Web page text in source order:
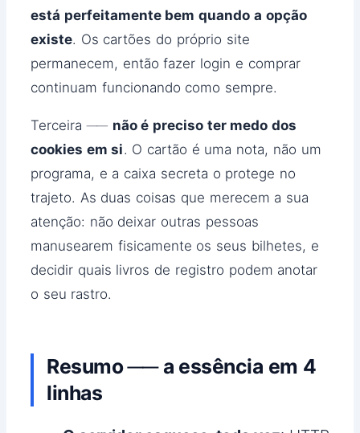
está perfeitamente bem quando a opção
existe. Os cartões do próprio site
permanecem, então fazer login e comprar
continuam funcionando como sempre.
Terceira ── não é preciso ter medo dos
cookies em si. O cartão é uma nota, não um
programa, e a caixa secreta o protege no
trajeto. As duas coisas que merecem a sua
atenção: não deixar outras pessoas
manusearem fisicamente os seus bilhetes, e
decidir quais livros de registro podem anotar
o seu rastro.
Resumo ── a essência em 4
linhas